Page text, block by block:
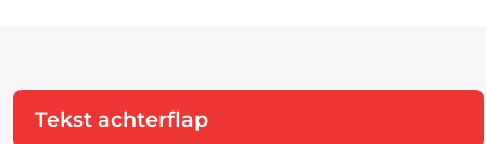
Tekst achterflap